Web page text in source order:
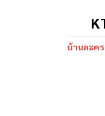
บ้านละค